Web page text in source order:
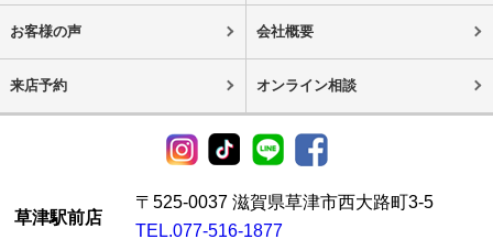
お客様の声 会社概要
来店予約 オンライン相談
草津駅前店
〒525-0037 滋賀県草津市西大路町3-5
TEL.077-516-1877